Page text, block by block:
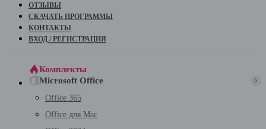
ОТЗЫВЫ
СКАЧАТЬ ПРОГРАММЫ
КОНТАКТЫ
ВХОД / РЕГИСТРАЦИЯ
Комплекты
Microsoft Office
Office 365
Office для Mac